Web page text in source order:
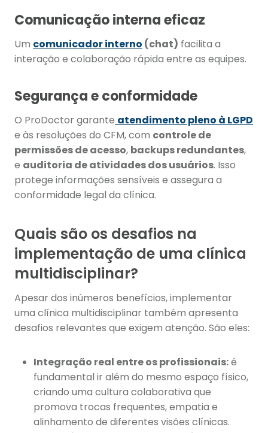
Comunicação interna eficaz
Um comunicador interno (chat) facilita a
interação e colaboração rápida entre as equipes.
Segurança e conformidade
O ProDoctor garante atendimento pleno à LGPD
e às resoluções do CFM, com controle de
permissões de acesso, backups redundantes,
e auditoria de atividades dos usuários. Isso
protege informações sensíveis e assegura a
conformidade legal da clínica.
Quais são os desafios na
implementação de uma clínica
multidisciplinar?
Apesar dos inúmeros benefícios, implementar
uma clínica multidisciplinar também apresenta
desafios relevantes que exigem atenção. São eles:
Integração real entre os profissionais:é
fundamental ir além do mesmo espaço físico,
criando uma cultura colaborativa que
promova trocas frequentes, empatia e
alinhamento de diferentes visões clínicas.